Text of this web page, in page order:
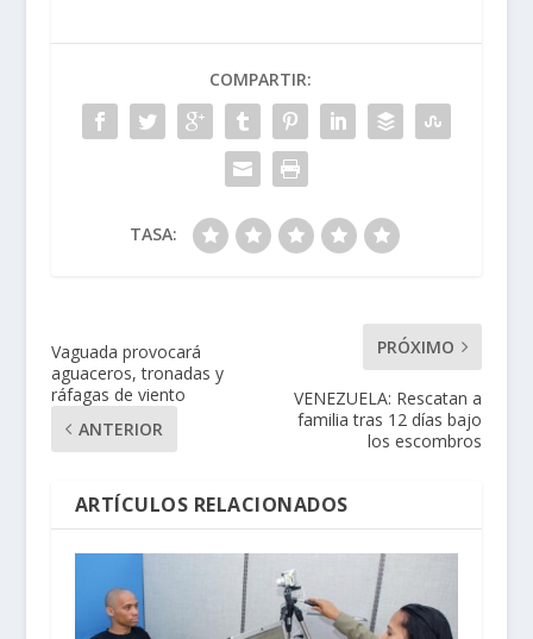
COMPARTIR:
TASA:
Vaguada provocará
aguaceros, tronadas y
ráfagas de viento
ANTERIOR
PRÓXIMO
VENEZUELA: Rescatan a
familia tras 12 días bajo
los escombros
ARTÍCULOS RELACIONADOS